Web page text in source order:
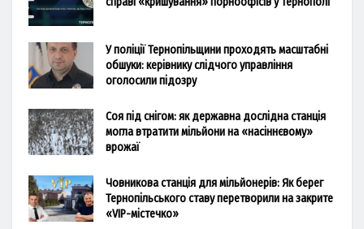
У поліції Тернопільщини проходять масштабні
обшуки: керівнику слідчого управління
оголосили підозру
Соя під снігом: як державна дослідна станція
могла втратити мільйони на «насіннєвому»
врожаї
Човникова станція для мільйонерів: Як берег
Тернопільського ставу перетворили на закрите
«VIP-містечко»